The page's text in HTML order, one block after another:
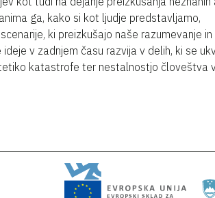
ga, kako si kot ljudje predstavljamo,
ki preizkušajo naše razumevanje in
v zadnjem času razvija v delih, ki se
katastrofe ter nestalnostjo človeštva